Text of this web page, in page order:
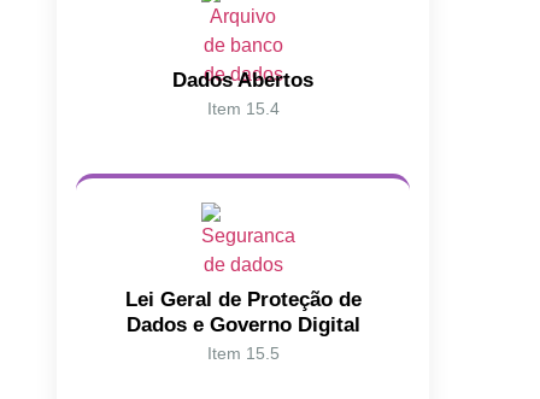
Dados Abertos
Item 15.4
Lei Geral de Proteção de
Dados e Governo Digital
Item 15.5